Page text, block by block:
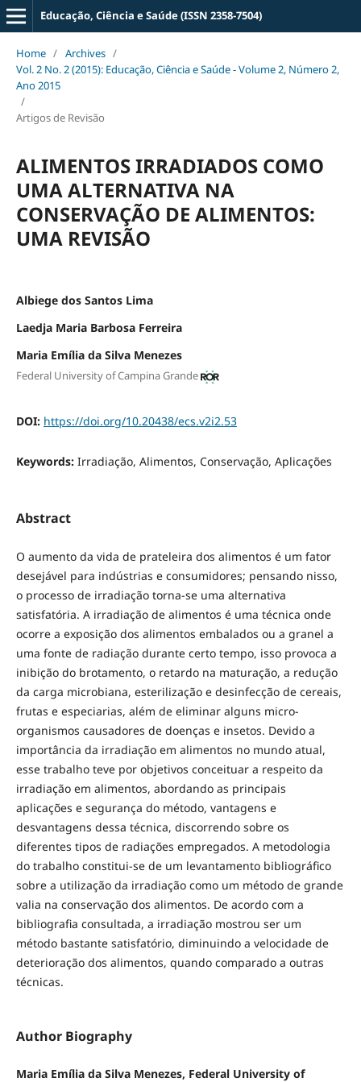
Educação, Ciência e Saúde (ISSN 2358-7504)
Home / Archives /
Vol. 2 No. 2 (2015): Educação, Ciência e Saúde - Volume 2, Número 2,
Ano 2015
/
Artigos de Revisão
ALIMENTOS IRRADIADOS COMO
UMA ALTERNATIVA NA
CONSERVAÇÃO DE ALIMENTOS:
UMA REVISÃO
Albiege dos Santos Lima
Laedja Maria Barbosa Ferreira
Maria Emília da Silva Menezes
Federal University of Campina Grande
DOI: https://doi.org/10.20438/ecs.v2i2.53
Keywords: Irradiação, Alimentos, Conservação, Aplicações
Abstract
O aumento da vida de prateleira dos alimentos é um fator
desejável para indústrias e consumidores; pensando nisso,
o processo de irradiação torna-se uma alternativa
satisfatória. A irradiação de alimentos é uma técnica onde
ocorre a exposição dos alimentos embalados ou a granel a
uma fonte de radiação durante certo tempo, isso provoca a
inibição do brotamento, o retardo na maturação, a redução
da carga microbiana, esterilização e desinfecção de cereais,
frutas e especiarias, além de eliminar alguns micro-
organismos causadores de doenças e insetos. Devido a
importância da irradiação em alimentos no mundo atual,
esse trabalho teve por objetivos conceituar a respeito da
irradiação em alimentos, abordando as principais
aplicações e segurança do método, vantagens e
desvantagens dessa técnica, discorrendo sobre os
diferentes tipos de radiações empregados. A metodologia
do trabalho constitui-se de um levantamento bibliográfico
sobre a utilização da irradiação como um método de grande
valia na conservação dos alimentos. De acordo com a
bibliografia consultada, a irradiação mostrou ser um
método bastante satisfatório, diminuindo a velocidade de
deterioração dos alimentos, quando comparado a outras
técnicas.
Author Biography
Maria Emília da Silva Menezes, Federal University of